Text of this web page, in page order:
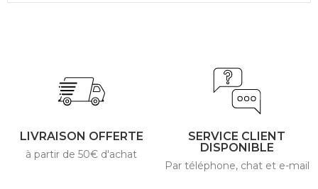
LIVRAISON OFFERTE
à partir de 50€ d'achat
SERVICE CLIENT
DISPONIBLE
Par téléphone, chat et e-mail